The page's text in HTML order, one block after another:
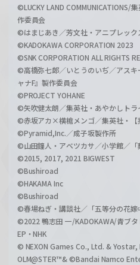
©LUCKY LAND COMMUNICATIONS/
作委員会
©はまじあき／芳文社・アニプレック
©KADOKAWA CORPORATION 2023
©SNK CORPORATION ALL RIGHTS
©高橋弥七郎／いとうのいぢ／アスキ
ャナF』製作委員会
©PROJECT YOHANE
©矢吹健太朗／集英社・あやかしトラ
©赤坂アカ×横槍メンゴ／集英社・【
©Pyramid,Inc.／成子坂製作所
©山田鐘人・アベツカサ／小学館／
©2015, 2017, 2021 BIGWEST
©Bushiroad
©HAKAMA Inc
©Bushiroad
©春場ねぎ・講談社／「五等分の花
©2022 鴨志田 一/KADOKAWA/青ブ
EP・NHK
© NEXON Games Co., Ltd. &
OLM@STER™& ©Bandai Namco